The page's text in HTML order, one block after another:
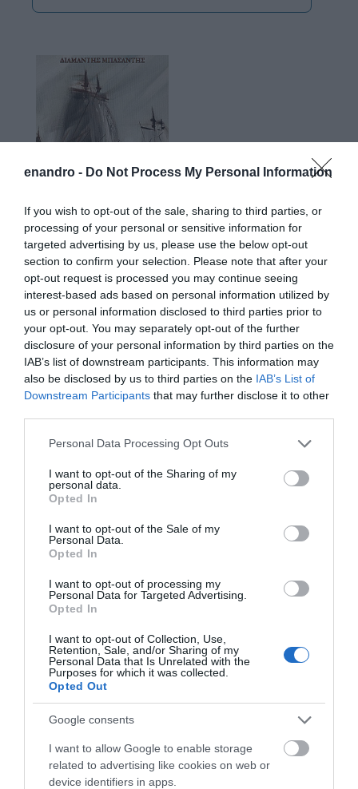
enandro - Do Not Process My Personal Information
If you wish to opt-out of the sale, sharing to third parties, or
processing of your personal or sensitive information for
targeted advertising by us, please use the below opt-out
section to confirm your selection. Please note that after your
opt-out request is processed you may continue seeing
interest-based ads based on personal information utilized by
us or personal information disclosed to third parties prior to
your opt-out. You may separately opt-out of the further
disclosure of your personal information by third parties on the
IAB’s list of downstream participants. This information may
also be disclosed by us to third parties on the IAB’s List of
Downstream Participants that may further disclose it to other
Please note that this website/app uses one or more Google
not limited to your visit or usage behaviour. You may click to
grant or deny consent to Google and its third-party tags to
use your data for below specified purposes in below Google
consent section.
Personal Data Processing Opt Outs
I want to opt-out of the Sharing of my
personal data.
Opted In
I want to opt-out of the Sale of my
Personal Data.
Opted In
I want to opt-out of processing my
Personal Data for Targeted Advertising.
Opted In
I want to opt-out of Collection, Use,
Retention, Sale, and/or Sharing of my
Personal Data that Is Unrelated with the
Purposes for which it was collected.
Opted Out
Google consents
I want to allow Google to enable storage
related to advertising like cookies on web or
device identifiers in apps.
Προτεινόμενα άρθρα
Η Φιλαρμονική του Μουσικού Συλλόγου Άνδρου τίμησε
Απαράδεκτη εμπειρία στη Ραφήνα. Φωτογραφίες από
βίντεο εκείνης της ώρας…
Η ΥΔΡΟΦΟΡΑ ΤΟΥ ΕΠΑΡΧΕΙΟΥ ΧΑΘΗΚΕ! ΟΠΩΣ
ΧΑΘΗΚΑΝ ΚΑΙ ΟΙ ΑΣΦΑΛΤΟΣΤΡΩΣΕΙΣ ΤΟΥ
ΕΠΑΡΧΕΙΟΥ! ΟΙ ΕΥΘΥΝΕΣ ΟΜΩΣ
ΠΑΡΑΜΕΝΟΥΝ…